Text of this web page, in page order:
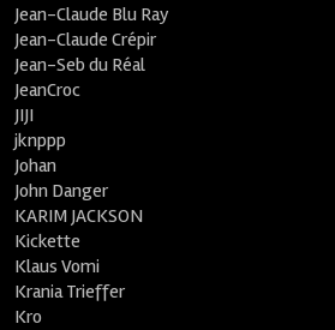
Jean-Claude Blu Ray
Jean-Claude Crépir
Jean-Seb du Réal
JeanCroc
JIJI
jknppp
Johan
John Danger
KARIM JACKSON
Kickette
Klaus Vomi
Krania Trieffer
Kro